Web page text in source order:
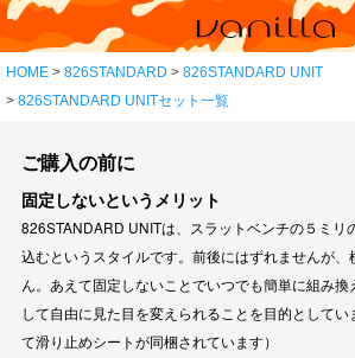
HOME 826STANDARD
826STANDARD UNIT
826STANDARD UNITセット一覧